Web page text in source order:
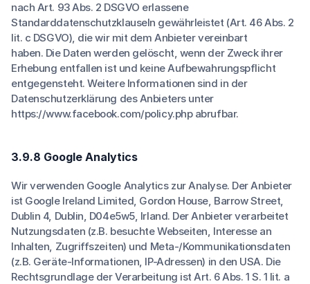
nach Art. 93 Abs. 2 DSGVO erlassene
Standarddatenschutzklauseln gewährleistet (Art. 46 Abs. 2
lit. c DSGVO), die wir mit dem Anbieter vereinbart
haben. Die Daten werden gelöscht, wenn der Zweck ihrer
Erhebung entfallen ist und keine Aufbewahrungspflicht
entgegensteht. Weitere Informationen sind in der
Datenschutzerklärung des Anbieters unter
https://www.facebook.com/policy.php abrufbar.
3.9.8 Google Analytics
Wir verwenden Google Analytics zur Analyse. Der Anbieter
ist Google Ireland Limited, Gordon House, Barrow Street,
Dublin 4, Dublin, D04e5w5, Irland. Der Anbieter verarbeitet
Nutzungsdaten (z.B. besuchte Webseiten, Interesse an
Inhalten, Zugriffszeiten) und Meta-/Kommunikationsdaten
(z.B. Geräte-Informationen, IP-Adressen) in den USA. Die
Rechtsgrundlage der Verarbeitung ist Art. 6 Abs. 1 S. 1 lit. a